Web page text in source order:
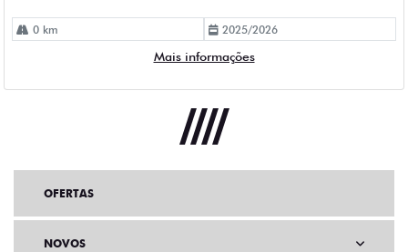
0 km 2025/2026
Mais informações
OFERTAS
NOVOS